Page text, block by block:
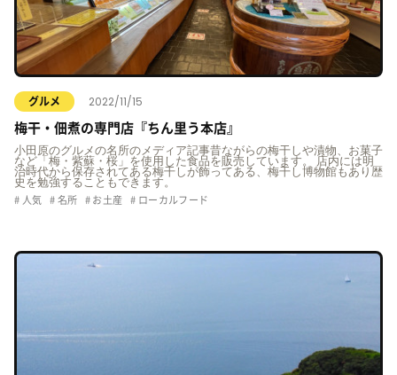
グルメ 2022/11/15
梅干・佃煮の専門店『ちん里う本店』
小田原のグルメの名所のメディア記事昔ながらの梅干しや漬物、お菓子
など「梅・紫蘇・桜」を使用した食品を販売しています。 店内には明
治時代から保存されてある梅干しが飾ってある、梅干し博物館もあり歴
史を勉強することもできます。
人気 名所 お土産 ローカルフード